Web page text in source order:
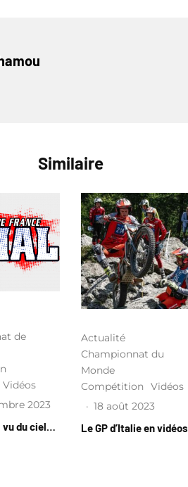
Similaire
de
Vidéos
2023
vu du ciel…
Actualité
Championnat du
Monde
Compétition
Vidéos
· 18 août 2023
Le GP d’Italie en vidéos